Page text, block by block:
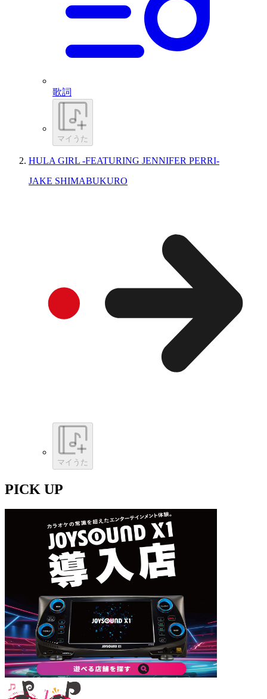
歌詞
マイうた
HULA GIRL -FEATURING JENNIFER PERRI-
JAKE SHIMABUKURO
マイうた
PICK UP